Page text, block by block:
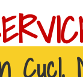
CucI,